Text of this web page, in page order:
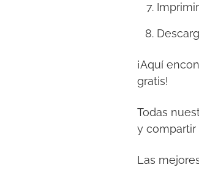
Imprimir
¡Aquí
gratis!
Todas
y compartir
Las